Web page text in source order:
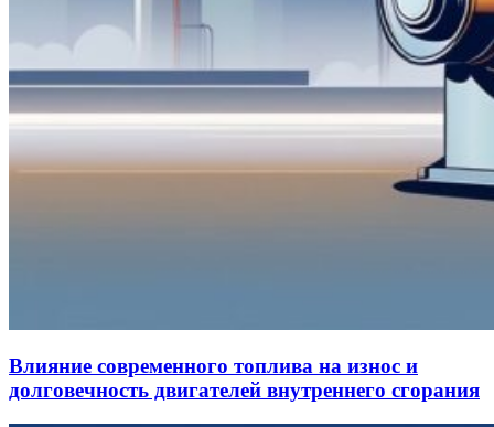
Влияние современного топлива на износ и
долговечность двигателей внутреннего сгорания